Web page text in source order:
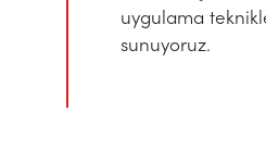
uygulama
sunuyoruz.